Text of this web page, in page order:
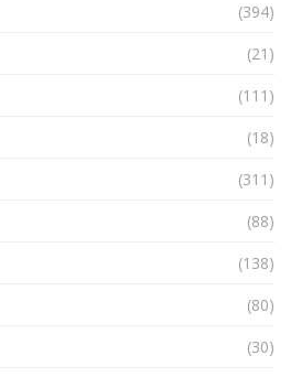
(394)
(21)
(111)
(18)
(311)
(88)
(138)
(80)
(30)